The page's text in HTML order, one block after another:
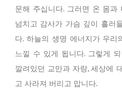
문해 주십니다. 그러면 온 몸과
넘치고 감사가 가슴 깊이 흘러
다. 하늘의 생명 에너지가 우리
느낄 수 있게 됩니다. 그렇게
깔려있던 교만과 자랑, 세상에
고 사라져 버리고 맙니다.